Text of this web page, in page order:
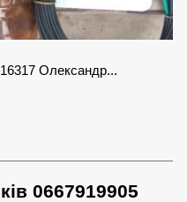
Олександр...
0667919905